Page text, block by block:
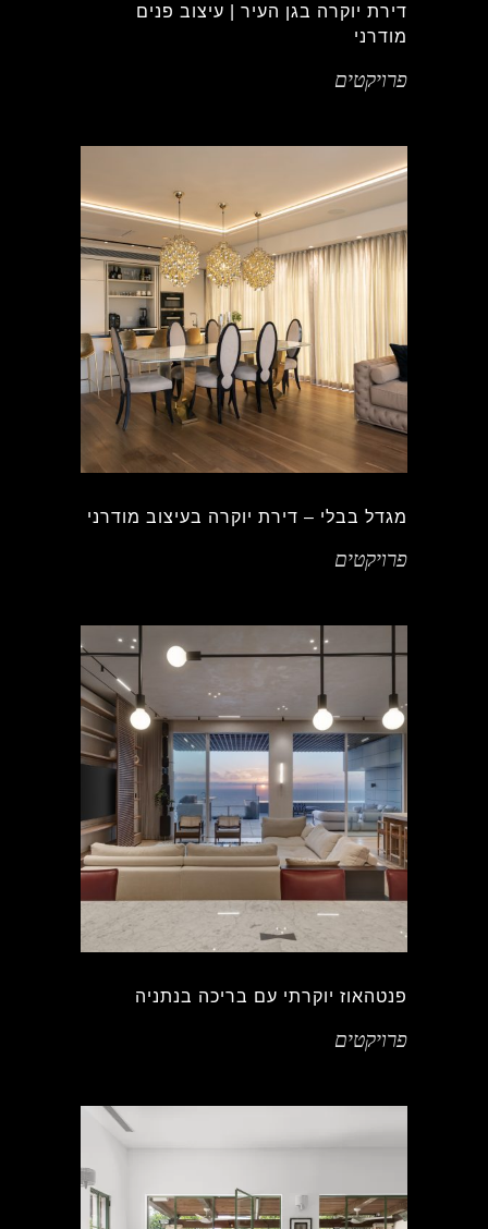
דירת יוקרה בגן העיר | עיצוב פנים
מודרני
פרויקטים
מגדל בבלי – דירת יוקרה בעיצוב מודרני
פרויקטים
פנטהאוז יוקרתי עם בריכה בנתניה
פרויקטים